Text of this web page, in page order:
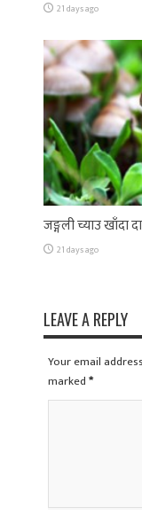
21 days ago
जङ्गली च्याउ खाँदा
21 days ago
LEAVE A REPLY
Your email
marked*